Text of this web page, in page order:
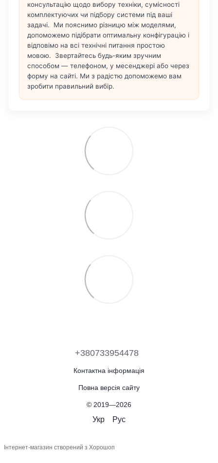
консультацію щодо вибору техніки, сумісності
комплектуючих чи підбору системи під ваші
задачі. Ми пояснимо різницю між моделями,
допоможемо підібрати оптимальну конфігурацію і
відповімо на всі технічні питання простою
мовою. Звертайтесь будь-яким зручним
способом — телефоном, у месенджері або через
форму на сайті. Ми з радістю допоможемо вам
зробити правильний вибір.
+380733954478
Контактна інформація
Повна версія сайту
© 2019—2026
Укр Рус
Інтернет-магазин створений з Хорошоп